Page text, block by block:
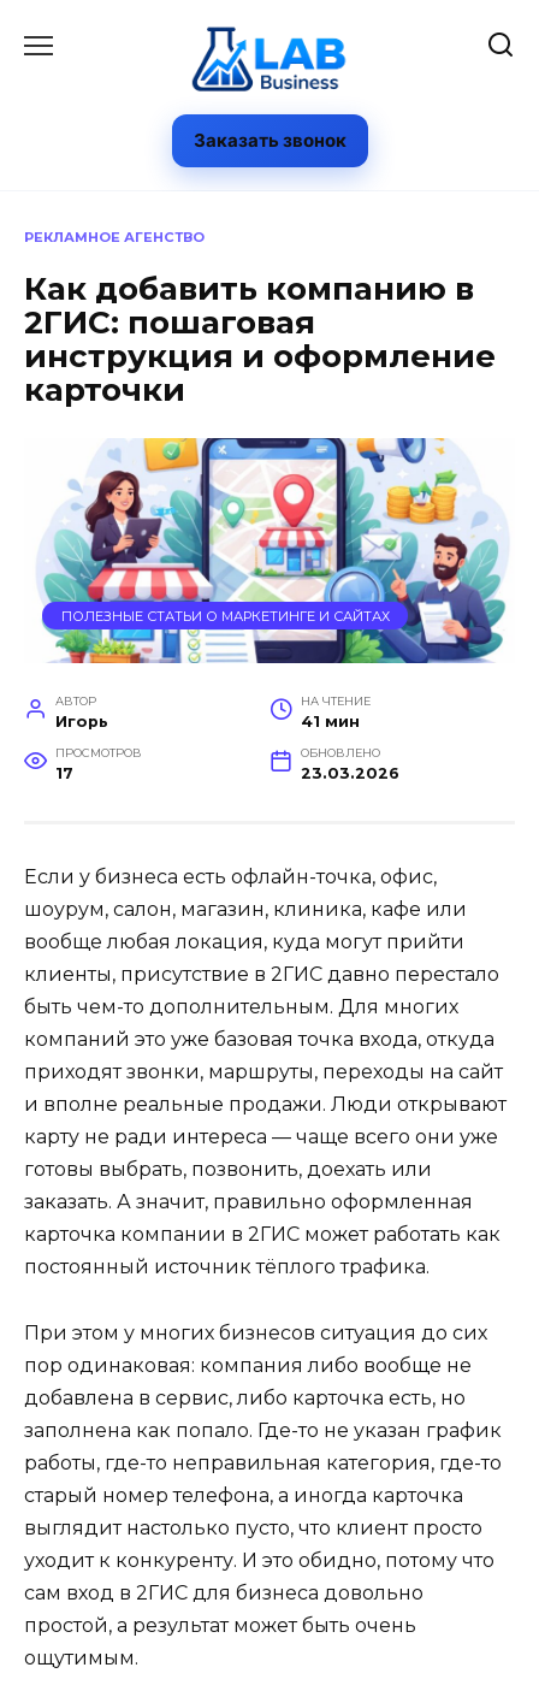
Заказать звонок
РЕКЛАМНОЕ АГЕНСТВО
Как добавить компанию в
2ГИС: пошаговая
инструкция и оформление
карточки
ПОЛЕЗНЫЕ СТАТЬИ О МАРКЕТИНГЕ И САЙТАХ
АВТОР
Игорь
НА ЧТЕНИЕ
41 мин
ПРОСМОТРОВ
17
ОБНОВЛЕНО
23.03.2026
Если у бизнеса есть офлайн-точка, офис,
шоурум, салон, магазин, клиника, кафе или
вообще любая локация, куда могут прийти
клиенты, присутствие в 2ГИС давно перестало
быть чем-то дополнительным. Для многих
компаний это уже базовая точка входа, откуда
приходят звонки, маршруты, переходы на сайт
и вполне реальные продажи. Люди открывают
карту не ради интереса — чаще всего они уже
готовы выбрать, позвонить, доехать или
заказать. А значит, правильно оформленная
карточка компании в 2ГИС может работать как
постоянный источник тёплого трафика.
При этом у многих бизнесов ситуация до сих
пор одинаковая: компания либо вообще не
добавлена в сервис, либо карточка есть, но
заполнена как попало. Где-то не указан график
работы, где-то неправильная категория, где-то
старый номер телефона, а иногда карточка
выглядит настолько пусто, что клиент просто
уходит к конкуренту. И это обидно, потому что
сам вход в 2ГИС для бизнеса довольно
простой, а результат может быть очень
ощутимым.